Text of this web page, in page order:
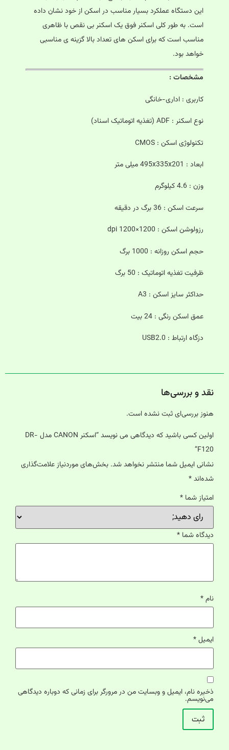
این دستگاه عملکرد بسیار مناسب در اسکن از خود نشان داده
است. به طور کلی اسکنر فوق یک اسکنر بی نقص با ظاهری
مناسب است که برای اسکن های تعداد بالا گزینه ی مناسبی
خواهد بود.
مشخصات :
کاربری : اداری-خانگی
نوع اسکنر : ADF (تغذیه اتوماتیک اسناد)
تکنولوژی اسکن : CMOS
ابعاد : 495x335x201 میلی متر
وزن : 4.6 کیلوگرم
سرعت اسکن : 36 برگ در دقیقه
رزولوشن اسکن : 1200×1200 dpi
حجم اسکن روزانه : 1000 برگ
ظرفیت تغذیه اتوماتیک : 50 برگ
حداکثر سایز اسکن : A3
عمق اسکن رنگی : 24 بیت
دزگاه ارتباط : USB2.0
نقد و بررسی‌ها
هنوز بررسی‌ای ثبت نشده است.
اولین کسی باشید که دیدگاهی می نویسد “اسکنر CANON مدل DR-
F120”
نشانی ایمیل شما منتشر نخواهد شد. بخش‌های موردنیاز علامت‌گذاری
شده‌اند*
امتیاز شما *
دیدگاه شما *
نام*
ایمیل*
ذخیره نام، ایمیل و وبسایت من در مرورگر برای زمانی که دوباره دیدگاهی
می‌نویسم.